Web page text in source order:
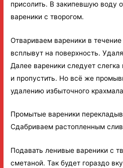
присолить. В закипевшую воду
вареники с творогом.
Отвариваем вареники в
всплывут на поверхность.
Далее вареники следует
и пропустить. Но всё же
удалению избыточного
Промытые вареники
Сдабриваем растопленным
Подавать ленивые вареники с
сметаной. Так будет гораздо